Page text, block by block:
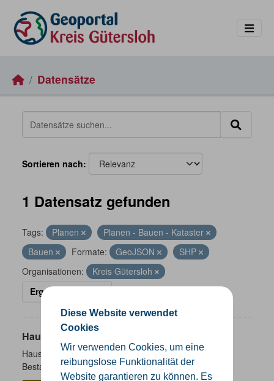
Diese Website verwendet
Cookies
Wir verwenden Cookies, um eine
reibungslose Funktionalität der
Website garantieren zu können. Es
Datensätze
Sortieren nach
1 Datensatz gefunden
Tags: Planen
Planen - Bauen - Kataster
Bauen
Formate: GeoJSON
SHP
Organisationen:
Kreis Gütersloh
Ergebnisse filtern
Hausnummernkoordinaten
Hausnummernkoordinaten abgeleitet aus dem ALKIS-
Bestand